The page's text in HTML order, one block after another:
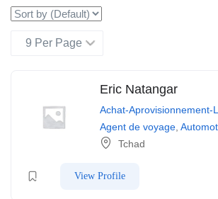
Eric Natangar
Achat-Aprovisionnement-
Agent de voyage,
Tchad
View Profile